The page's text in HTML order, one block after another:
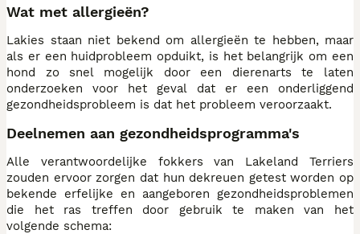
Wat met allergieën?
Lakies staan niet bekend om allergieën te hebben, maar
als er een huidprobleem opduikt, is het belangrijk om een
hond zo snel mogelijk door een dierenarts te laten
onderzoeken voor het geval dat er een onderliggend
gezondheidsprobleem is dat het probleem veroorzaakt.
Deelnemen aan gezondheidsprogramma's
Alle verantwoordelijke fokkers van Lakeland Terriers
zouden ervoor zorgen dat hun dekreuen getest worden op
bekende erfelijke en aangeboren gezondheidsproblemen
die het ras treffen door gebruik te maken van het
volgende schema: